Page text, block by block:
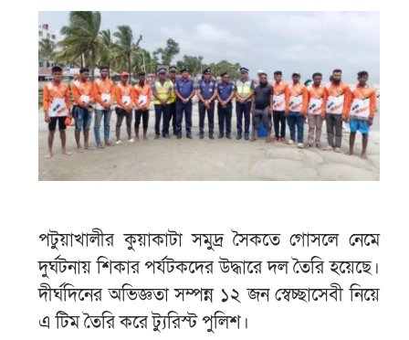
পটুয়াখালীর কুয়াকাটা সমুদ্র সৈকতে গোসলে নেমে
দুর্ঘটনায় শিকার পর্যটকদের উদ্ধারে দল তৈরি হয়েছে।
দীর্ঘদিনের অভিজ্ঞতা সম্পন্ন ১২ জন স্বেচ্ছাসেবী নিয়ে
এ টিম তৈরি করে ট্যুরিস্ট পুলিশ।